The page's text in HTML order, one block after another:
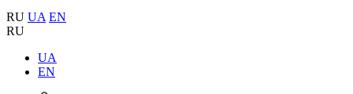
RU UA EN
RU
UA
EN